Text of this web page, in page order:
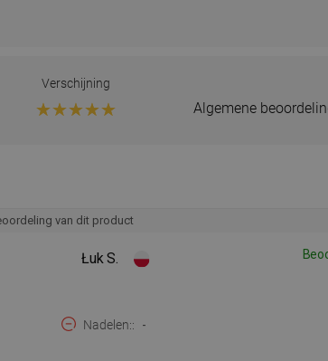
Verschijning
Algemene
van dit product
Łuk S.
Nadelen: -